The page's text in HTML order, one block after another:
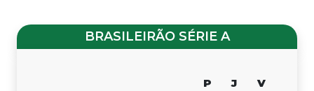
BRASILEIRÃO SÉRIE A
P J V